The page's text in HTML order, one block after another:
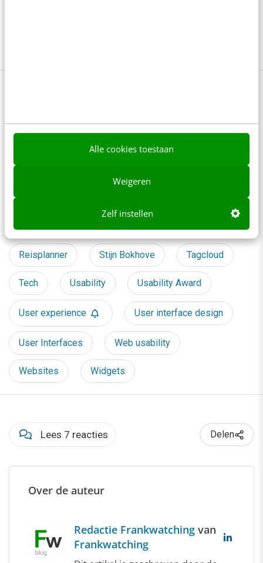
Alle cookies toestaan
Weigeren
Zelf instellen
LBi Lost Boys NS Ontwerp
Reisplanner Stijn Bokhove Tagcloud
Tech Usability Usability Award
User experience User interface design
User Interfaces Web usability
Websites Widgets
Lees 7 reacties Delen
Over de auteur
Redactie Frankwatching van
Frankwatching